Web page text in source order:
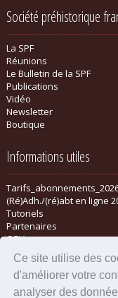
Ce site utilise des
d'améliorer votre
analyser des
Société préhistorique
La SPF
Réunions
Le Bulletin de la SPF
Publications
Vidéo
Newsletter
Boutique
Informations utiles
(Ré)Adh./(ré)abt en ligne
Tutoriels
Partenaires
CGV